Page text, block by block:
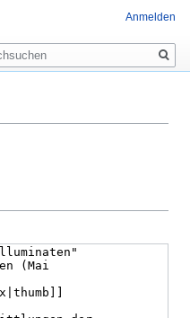
Anmelden